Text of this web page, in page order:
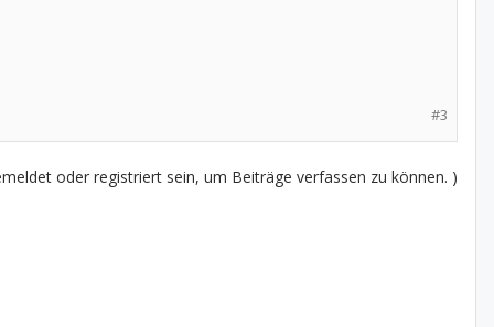
#3
oder registriert sein, um Beiträge verfassen zu können. )